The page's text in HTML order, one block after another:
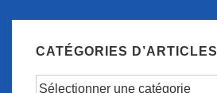
CATÉGORIES D’ARTICLES
Catégories